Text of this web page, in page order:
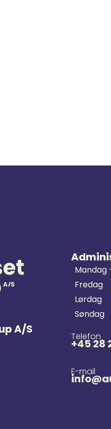
A/S
Mandag
Fredag
Lørdag
Søndag
Telefon
+45 28
E-mail